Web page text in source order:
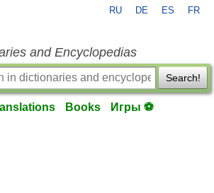
RU DE ES FR
and Encyclopedias
Search!
Books Игры ⚽